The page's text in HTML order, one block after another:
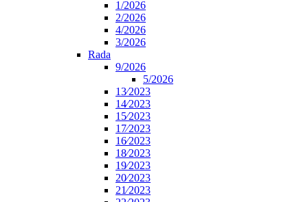
1/2026
2/2026
4/2026
3/2026
Rada
9/2026
5/2026
13⁄2023
14⁄2023
15⁄2023
17⁄2023
16⁄2023
18⁄2023
19⁄2023
20⁄2023
21⁄2023